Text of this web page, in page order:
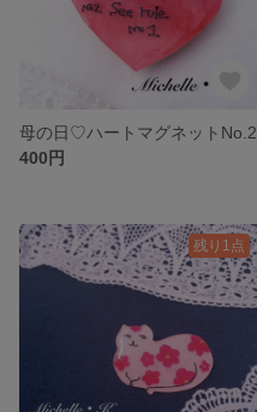
母の日♡ハートマグネットNo.2
400円
残り1点